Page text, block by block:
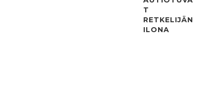
T
RETKELIJÄN
ILONA